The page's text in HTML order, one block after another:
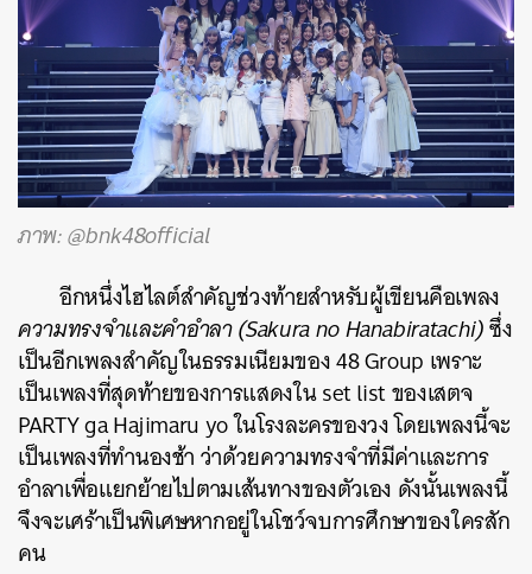
ภาพ: @bnk48official
อีกหนึ่งไฮไลต์สำคัญช่วงท้ายสำหรับผู้เขียนคือเพลง
ความทรงจำและคำอำลา (Sakura no Hanabiratachi)ซึ่ง
เป็นอีกเพลงสำคัญในธรรมเนียมของ 48 Group เพราะ
เป็นเพลงที่สุดท้ายของการแสดงใน set list ของเสตจ
PARTY ga Hajimaru yo ในโรงละครของวง โดยเพลงนี้จะ
เป็นเพลงที่ทำนองช้า ว่าด้วยความทรงจำที่มีค่าและการ
อำลาเพื่อแยกย้ายไปตามเส้นทางของตัวเอง ดังนั้นเพลงนี้
จึงจะเศร้าเป็นพิเศษหากอยู่ในโชว์จบการศึกษาของใครสัก
คน